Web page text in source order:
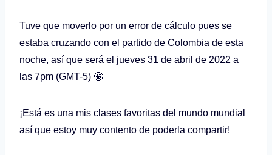
Tuve que moverlo por un error de cálculo pues se
estaba cruzando con el partido de Colombia de esta
noche, así que será el jueves 31 de abril de 2022 a
las 7pm (GMT-5) 🤩
¡Está es una mis clases favoritas del mundo mundial
así que estoy muy contento de poderla compartir!